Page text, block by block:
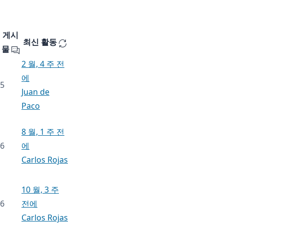
게시
물
최신 활동
5
2 월, 4 주 전
에
Juan de
Paco
6
8 월, 1 주 전
에
Carlos Rojas
6
10 월, 3 주
전에
Carlos Rojas